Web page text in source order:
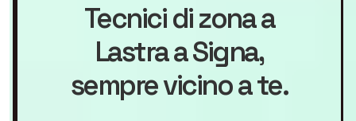
Tecnici di zona a
Lastra a Signa,
sempre vicino a te.